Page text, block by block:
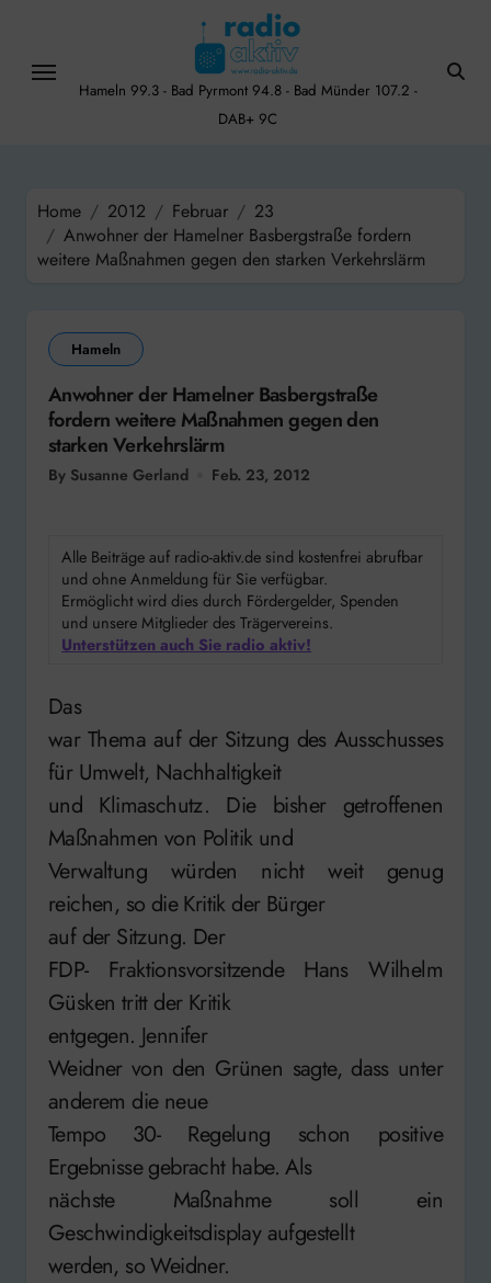
content
Hameln 99.3 - Bad Pyrmont 94.8 - Bad Münder 107.2 -
DAB+ 9C
Home 2012 Februar
23
Anwohner der Hamelner Basbergstraße fordern
weitere Maßnahmen gegen den starken Verkehrslärm
Hameln
Anwohner der Hamelner Basbergstraße
fordern weitere Maßnahmen gegen den
starken Verkehrslärm
By Susanne Gerland Feb. 23, 2012
Alle Beiträge auf radio-aktiv.de sind kostenfrei abrufbar
und ohne Anmeldung für Sie verfügbar.
Ermöglicht wird dies durch Fördergelder, Spenden
und unsere Mitglieder des Trägervereins.
Unterstützen auch Sie radio aktiv!
Das
war Thema auf der Sitzung des Ausschusses
für Umwelt, Nachhaltigkeit
und Klimaschutz. Die bisher getroffenen
Maßnahmen von Politik und
Verwaltung würden nicht weit genug
reichen, so die Kritik der Bürger
auf der Sitzung. Der
FDP- Fraktionsvorsitzende Hans Wilhelm
Güsken tritt der Kritik
entgegen. Jennifer
Weidner von den Grünen sagte, dass unter
anderem die neue
Tempo 30- Regelung schon positive
Ergebnisse gebracht habe. Als
nächste Maßnahme soll ein
Geschwindigkeitsdisplay aufgestellt
werden, so Weidner.